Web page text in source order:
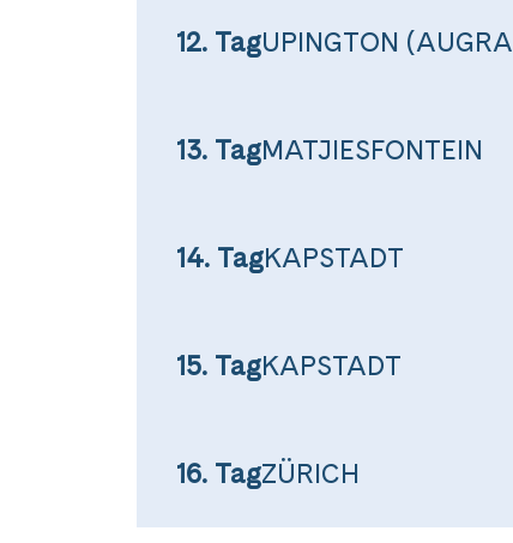
12. TagUPINGTON
13. TagMATJIESFONTEIN
14. TagKAPSTADT
15. TagKAPSTADT
16. TagZÜRICH